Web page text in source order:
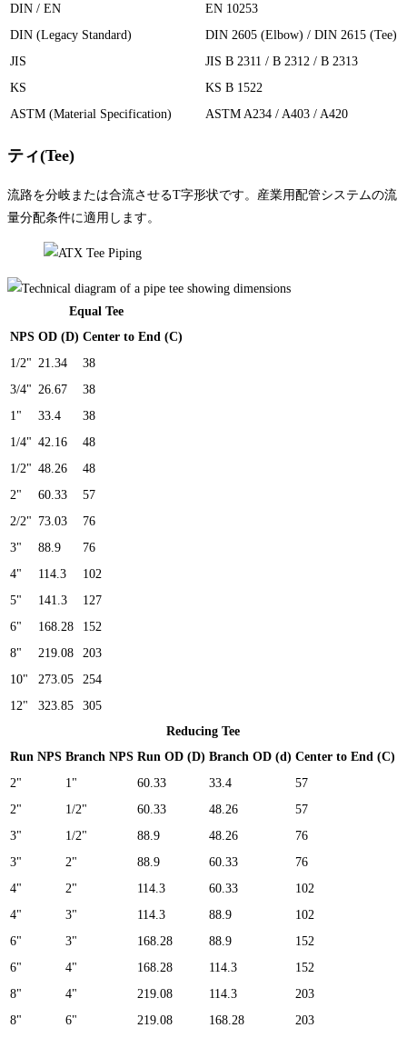
DIN / EN
EN 10253
DIN (Legacy Standard)
DIN 2605 (Elbow) / DIN 2615 (Tee)
JIS
JIS B 2311 / B 2312 / B 2313
KS
KS B 1522
ASTM (Material Specification)
ASTM A234 / A403 / A420
ティ(Tee)
流路を分岐または合流させるT字形状です。産業用配管システムの流
量分配条件に適用します。
Equal Tee
NPS OD (D) Center to End (C)
1/2" 21.34
38
3/4" 26.67
38
1"
33.4
38
1/4" 42.16
48
1/2" 48.26
48
2"
60.33
57
2/2" 73.03
76
3"
88.9
76
4"
114.3
102
5"
141.3
127
6"
168.28
152
8"
219.08
203
10"
273.05
254
12"
323.85
305
Reducing Tee
Run NPS Branch NPS Run OD (D) Branch OD (d) Center to End (C)
2"
1" 60.33 33.4
57
2"
1/2" 60.33 48.26
57
3"
1/2" 88.9 48.26
76
3"
2" 88.9 60.33
76
4"
2" 114.3 60.33
102
4"
3" 114.3 88.9
102
6"
3" 168.28 88.9
152
6"
4" 168.28 114.3
152
8"
4" 219.08 114.3
203
8"
6" 219.08 168.28
203